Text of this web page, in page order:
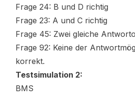
Frage 24: B und D richtig
Frage 23: A und C richtig
Frage 45: Zwei gleiche
Frage 92: Keine der
korrekt.
Testsimulation 2:
BMS